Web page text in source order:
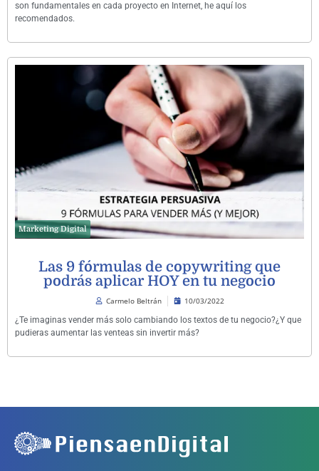
son fundamentales en cada proyecto en Internet, he aquí los
recomendados.
Marketing Digital
Las 9 fórmulas de copywriting que
podrás aplicar HOY en tu negocio
Carmelo Beltrán
10/03/2022
¿Te imaginas vender más solo cambiando los textos de tu negocio?¿Y que
pudieras aumentar las venteas sin invertir más?